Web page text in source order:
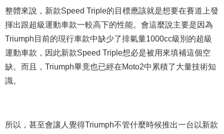
整體來說，新款Speed Triple的目標應該就是想要在賽道上發
揮出跟超級運動車款一較高下的性能。會這麼說主要是因為
Triumph目前的現行車款中缺少了排氣量1000cc級別的超級
運動車款，因此新款Speed Triple想必是被用來填補這個空
缺。而且，Triumph畢竟也已經在Moto2中累積了大量技術知
識。
所以，甚至會讓人覺得Triumph不管什麼時候推出一台以新款